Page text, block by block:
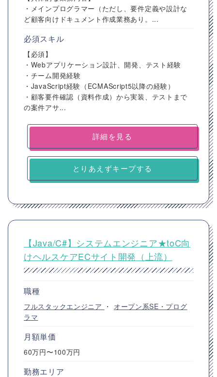
・メインプログラマー（ただし、要件定義や設計な
ど顧客向けドキュメント作成業務あり。...
必須スキル
【必須】
・Webアプリケーション設計、開発、テスト経験
・チーム開発経験
・JavaScript経験（ECMAScript5以降の経験）
・顧客要件確認（資料作成）から実装、テストまで
の案件アサ...
詳細を見る
とりあえずキープする
【Java/C#】システムエンジニア★toC向
けヘルスケアECサイト開発（上流）
職種
フルスタックエンジニア ・ オープン系SE・プログ
ラマ
月額単価
60万円〜100万円
勤務エリア